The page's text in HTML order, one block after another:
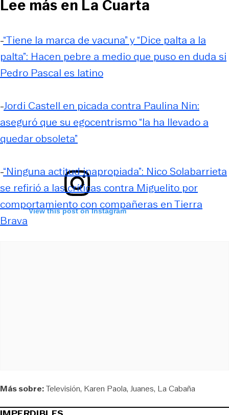
View this post on Instagram
Lee más en La Cuarta
-“Tiene la marca de vacuna” y “Dice palta a la
palta”: Hacen pebre a medio que puso en duda si
Pedro Pascal es latino
-Jordi Castell en picada contra Paulina Nin:
aseguró que su egocentrismo “la ha llevado a
quedar obsoleta”
-“Ninguna actitud inapropiada”: Nico Solabarrieta
se refirió a las críticas contra Miguelito por
comportamiento con compañeras en Tierra
Brava
Más sobre:Televisión Karen Paola Juanes La Cabaña